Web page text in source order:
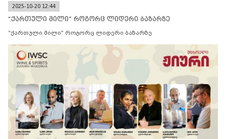
2025-10-20 12:44
“ქართული მილი” როგორც ლიდერი ბაზარზე
“ქართული მილი” როგორც ლიდერი ბაზარზე